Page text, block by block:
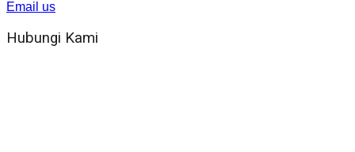
Email us
Hubungi Kami